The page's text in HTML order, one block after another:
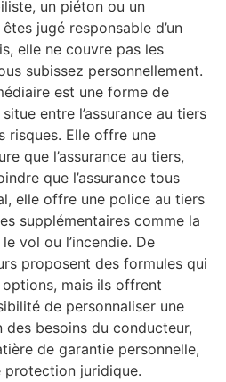
un piéton ou un
jugé responsable d’un
elle ne couvre pas les
subissez personnellement.
est une forme de
entre l’assurance au tiers
risques. Elle offre une
que l’assurance au tiers,
que l’assurance tous
elle offre une police au tiers
supplémentaires comme la
vol ou l’incendie. De
proposent des formules qui
mais ils offrent
de personnaliser une
besoins du conducteur,
de garantie personnelle,
protection juridique.